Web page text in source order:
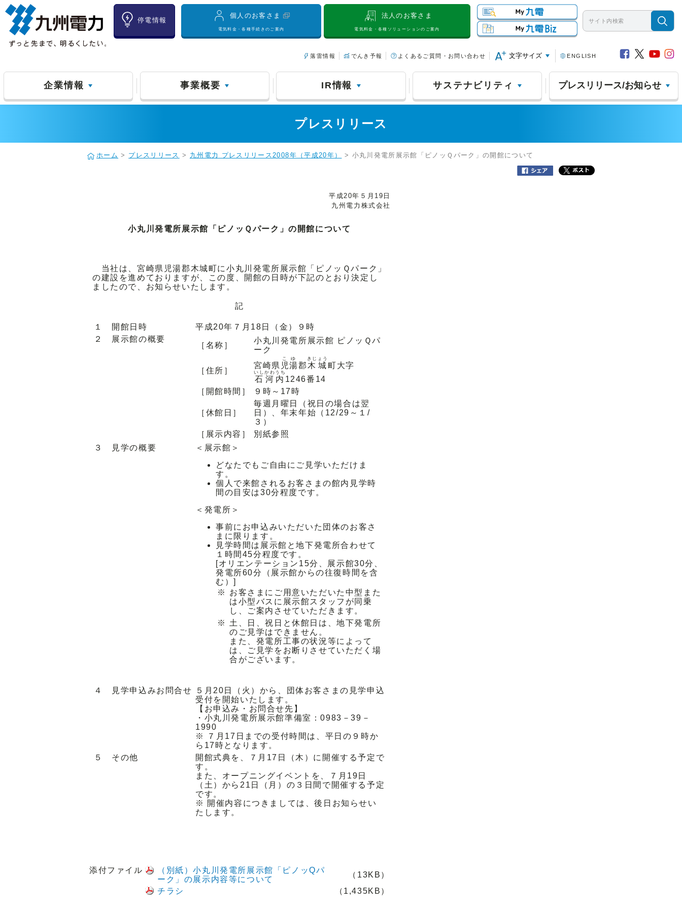
停電情報
個人のお客さま
電気料金・各種手続きのご案内
法人のお客さま
電気料金・各種ソリューションのご案内
落雷情報 でんき予報 よくあるご質問・お問い合わせ 文字サイズ ENGLISH
企業情報 事業概要 IR情報 サステナビリティ プレスリリース/お知らせ
プレスリリース
ホーム > プレスリリース > 九州電力 プレスリリース2008年（平成20年） > 小丸川発電所展示館「ピノッＱパーク」の開館について
平成20年５月19日
九州電力株式会社
小丸川発電所展示館「ピノッＱパーク」の開館について
当社は、宮崎県児湯郡木城町に小丸川発電所展示館「ピノッＱパーク」
の建設を進めておりますが、この度、開館の日時が下記のとおり決定し
ましたので、お知らせいたします。
記
１ 開館日時
平成20年７月18日（金）９時
２ 展示館の概要
［名称］
小丸川発電所展示館 ピノッＱパ
ーク
［住所］
宮崎県 児湯
こゆ
郡 木城
きじょう
町大字
石河内
いしかわうち
1246番14
［開館時間］
９時～17時
［休館日］
毎週月曜日（祝日の場合は翌
日）、年末年始（12/29～１/
３）
［展示内容］
別紙参照
３ 見学の概要
＜展示館＞
どなたでもご自由にご見学いただけま
す。
個人で来館されるお客さまの館内見学時
間の目安は30分程度です。
＜発電所＞
事前にお申込みいただいた団体のお客さ
まに限ります。
見学時間は展示館と地下発電所合わせて
１時間45分程度です。
[オリエンテーション15分、展示館30分、
発電所60分（展示館からの往復時間を含
む）]
※
お客さまにご用意いただいた中型また
は小型バスに展示館スタッフが同乗
し、ご案内させていただきます。
※ 土、日、祝日と休館日は、地下発電所
のご見学はできません。
また、発電所工事の状況等によって
は、ご見学をお断りさせていただく場
合がございます。
４ 見学申込みお問合せ
５月20日（火）から、団体お客さまの見学申込
受付を開始いたします。
【お申込み・お問合せ先】
・小丸川発電所展示館準備室：0983－39－
1990
※ ７月17日までの受付時間は、平日の９時か
ら17時となります。
５ その他
開館式典を、７月17日（木）に開催する予定で
す。
また、オープニングイベントを、７月19日
（土）から21日（月）の３日間で開催する予定
です。
※ 開催内容につきましては、後日お知らせい
たします。
添付ファイル
（別紙）小丸川発電所展示館「ピノッQパ
ーク」の展示内容等について
（13KB）
チラシ
（1,435KB）